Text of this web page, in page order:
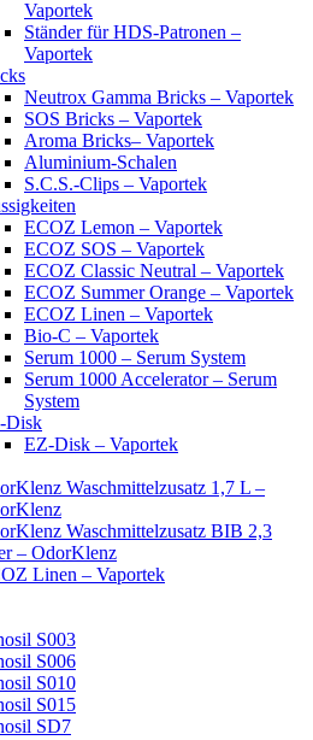
Vaportek
Ständer für HDS-Patronen –
Vaportek
Neutrox Gamma Bricks – Vaportek
SOS Bricks – Vaportek
Aroma Bricks– Vaportek
Aluminium-Schalen
S.C.S.-Clips – Vaportek
ECOZ Lemon – Vaportek
ECOZ SOS – Vaportek
ECOZ Classic Neutral – Vaportek
ECOZ Summer Orange – Vaportek
ECOZ Linen – Vaportek
Bio-C – Vaportek
Serum 1000 – Serum System
Serum 1000 Accelerator – Serum
System
Disk
EZ-Disk – Vaportek
Waschmittelzusatz 1,7 L –
Waschmittelzusatz BIB 2,3
– OdorKlenz
Linen – Vaportek
S003
S006
S010
S015
SD7